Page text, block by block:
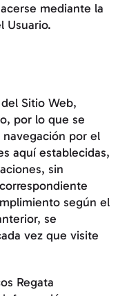
mediante la
Usuario.
Sitio Web,
por lo que se
por el
aquí establecidas,
sin
según el
se
vez que visite
Regata